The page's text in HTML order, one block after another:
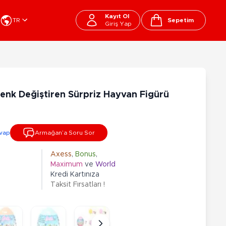
Bloklar
Hava - Spor - Deniz
Beslenme Çantası
Okul Araç Gereçleri
Matara
Fonksiyonel Peluşlar
Lisanslı Peluşlar
10-12 Yaş
TR
Kayıt Ol
Giriş Yap
Cart
Sepetim
Değiştiren Sürpriz Hayvan Figürü
Armağan’a Soru Sor
Axess, Bonus,
Maximum ve World
Kredi Kartınıza
Taksit Fırsatları !